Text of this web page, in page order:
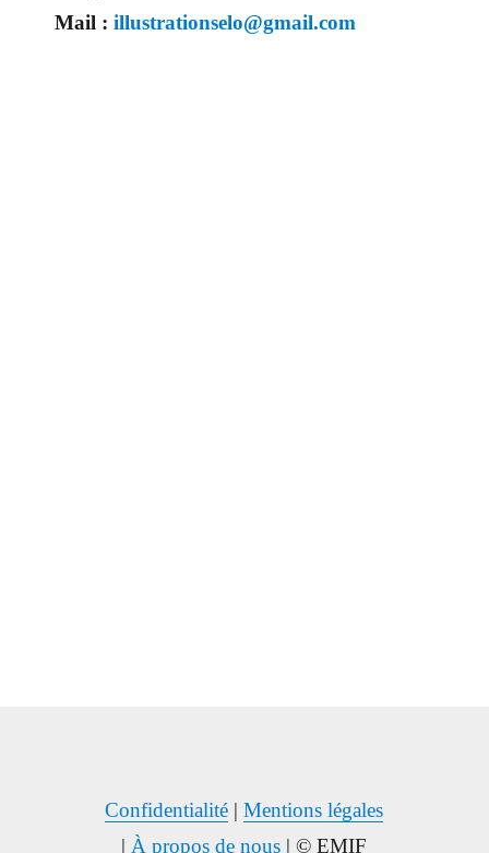
Mail : illustrationselo@gmail.com
Confidentialité |Mentions légales
|À propos de nous | © EMIF